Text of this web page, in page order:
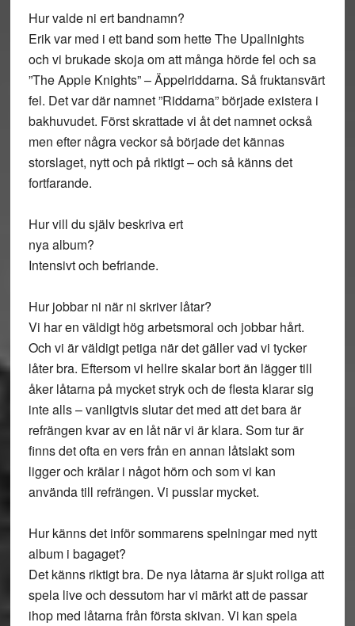
Hur valde ni ert bandnamn?
Erik var med i ett band som hette The Upallnights
och vi brukade skoja om att många hörde fel och sa
”The Apple Knights” – Äppelriddarna. Så fruktansvärt
fel. Det var där namnet ”Riddarna” började existera i
bakhuvudet. Först skrattade vi åt det namnet också
men efter några veckor så började det kännas
storslaget, nytt och på riktigt – och så känns det
fortfarande.
Hur vill du själv beskriva ert
nya album?
Intensivt och befriande.
Hur jobbar ni när ni skriver låtar?
Vi har en väldigt hög arbetsmoral och jobbar hårt.
Och vi är väldigt petiga när det gäller vad vi tycker
låter bra. Eftersom vi hellre skalar bort än lägger till
åker låtarna på mycket stryk och de flesta klarar sig
inte alls – vanligtvis slutar det med att det bara är
refrängen kvar av en låt när vi är klara. Som tur är
finns det ofta en vers från en annan låtslakt som
ligger och krälar i något hörn och som vi kan
använda till refrängen. Vi pusslar mycket.
Hur känns det inför sommarens spelningar med nytt
album i bagaget?
Det känns riktigt bra. De nya låtarna är sjukt roliga att
spela live och dessutom har vi märkt att de passar
ihop med låtarna från första skivan. Vi kan spela